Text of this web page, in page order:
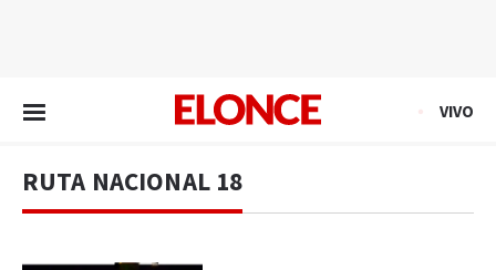
VIVO
RUTA NACIONAL 18